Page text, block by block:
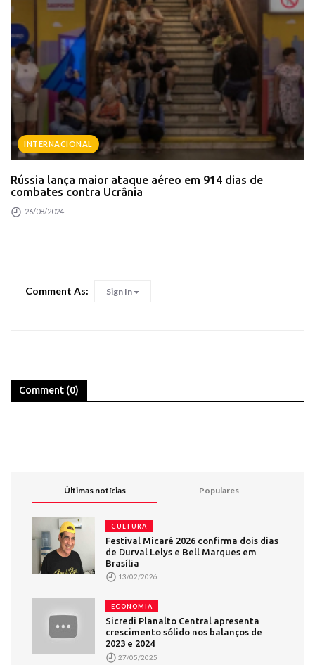
INTERNACIONAL
Rússia lança maior ataque aéreo em 914 dias de
combates contra Ucrânia
26/08/2024
Comment As: Sign In
Comment (0)
Últimas notícias Populares
CULTURA
Festival Micarê 2026 confirma dois dias
de Durval Lelys e Bell Marques em
Brasília
13/02/2026
ECONOMIA
Sicredi Planalto Central apresenta
crescimento sólido nos balanços de
2023 e 2024
27/05/2025